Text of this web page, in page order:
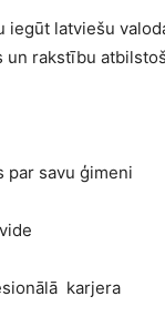
iegūt latviešu
rakstību
savu ģimeni
karjera